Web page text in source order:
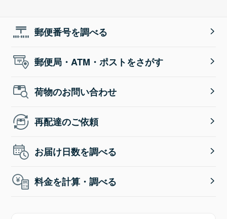
郵便番号を調べる
郵便局・ATM・ポストをさがす
荷物のお問い合わせ
再配達のご依頼
お届け日数を調べる
料金を計算・調べる